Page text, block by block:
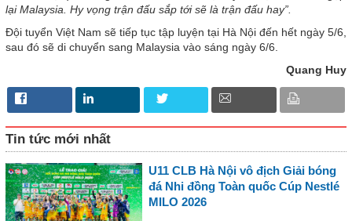
lại Malaysia. Hy vọng trận đấu sắp tới sẽ là trận đấu hay”.
Đội tuyển Việt Nam sẽ tiếp tục tập luyện tại Hà Nội đến hết ngày 5/6,
sau đó sẽ di chuyển sang Malaysia vào sáng ngày 6/6.
Quang Huy
Tin tức mới nhất
U11 CLB Hà Nội vô địch Giải bóng
đá Nhi đồng Toàn quốc Cúp Nestlé
MILO 2026